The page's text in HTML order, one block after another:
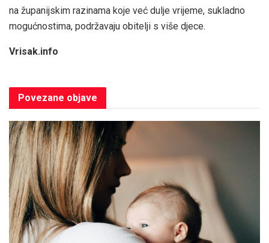
na županijskim razinama koje već dulje vrijeme, sukladno
mogućnostima, podržavaju obitelji s više djece.
Vrisak.info
Povezane objave